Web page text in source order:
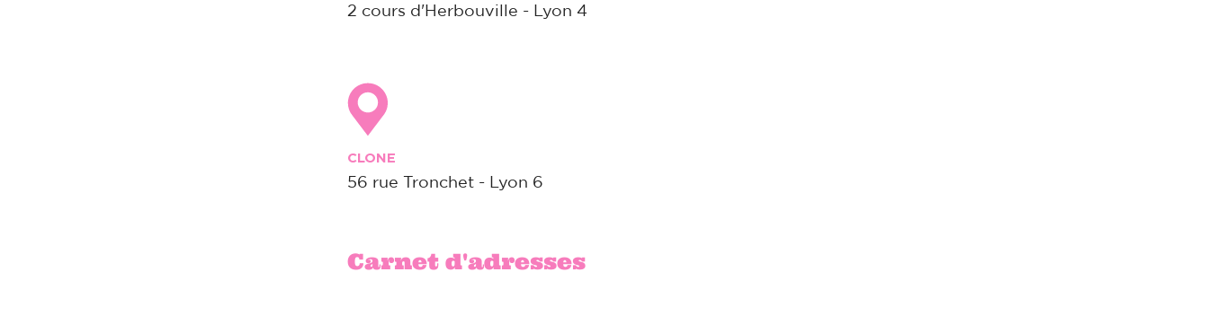
2 cours d'Herbouville - Lyon 4
CLONE
56 rue Tronchet - Lyon 6
Carnet d'adresses